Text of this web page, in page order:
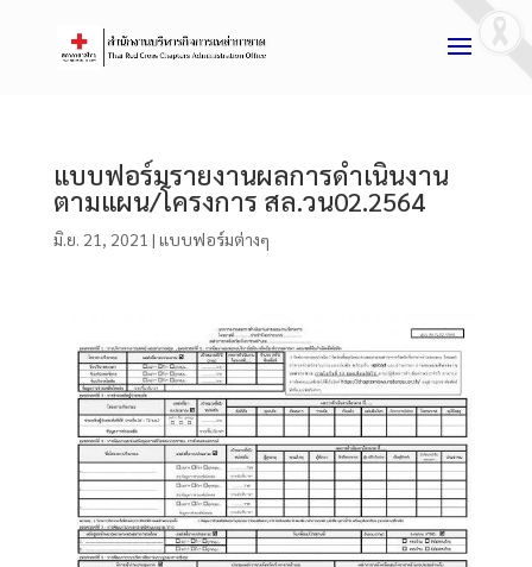
แบบฟอร์มรายงานผลการดำเนินงาน
ตามแผน/โครงการ สล.วน02.2564
มิ.ย. 21, 2021 | แบบฟอร์มต่างๆ